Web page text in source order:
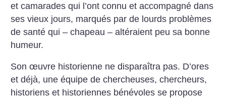
et camarades qui l’ont connu et accompagné dans
ses vieux jours, marqués par de lourds problèmes
de santé qui – chapeau – altéraient peu sa bonne
humeur.
Son œuvre historienne ne disparaîtra pas. D’ores
et déjà, une équipe de chercheuses, chercheurs,
historiens et historiennes bénévoles se propose